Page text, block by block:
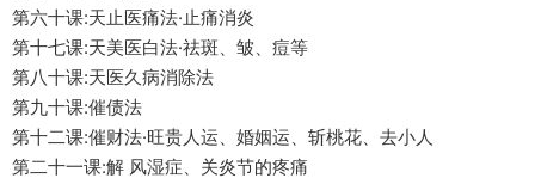
第六十‬课:天止医‬痛法·止痛消炎
第十七课:天美医‬白法·祛斑、皱、痘等
第八十‬课:天医久病消除法
第九十‬课:催债法
第十二‬课:催财法·旺贵人运、婚姻运、斩桃花、去小人
第二十一课:解 风湿症、关炎节‬的疼痛